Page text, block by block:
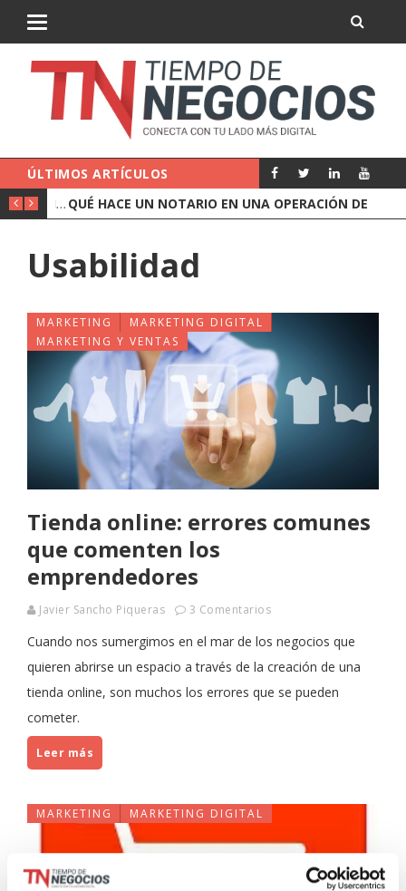
ÚLTIMOS ARTÍCULOS
QUÉ HACE UN NOTARIO EN UNA OPERACIÓN DE EMPRESA
Usabilidad
MARKETING
MARKETING DIGITAL
MARKETING Y VENTAS
Tienda online: errores comunes
que comenten los
emprendedores
Javier Sancho Piqueras 3 Comentarios
Cuando nos sumergimos en el mar de los negocios que
quieren abrirse un espacio a través de la creación de una
tienda online, son muchos los errores que se pueden
cometer.
Leer más
MARKETING MARKETING DIGITAL